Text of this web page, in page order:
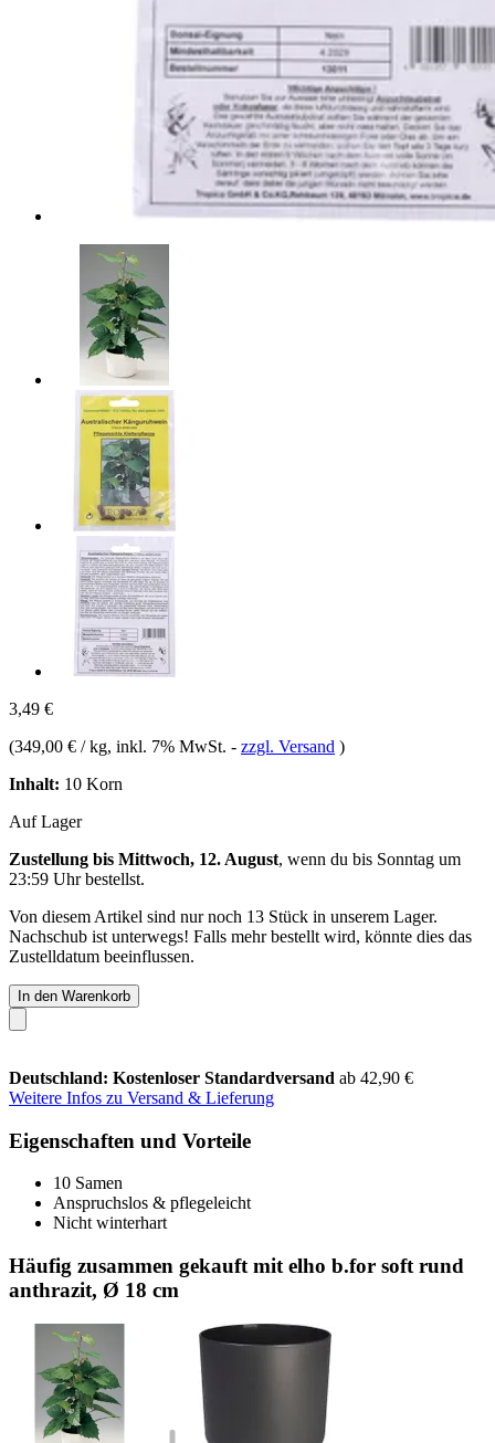
3,49 €
(349,00 € / kg, inkl. 7% MwSt. - zzgl. Versand )
Inhalt: 10 Korn
Auf Lager
Zustellung bis Mittwoch, 12. August, wenn du bis Sonntag um
23:59 Uhrbestellst.
Von diesem Artikel sind nur noch 13 Stück in unserem Lager.
Nachschub ist unterwegs! Falls mehr bestellt wird, könnte dies das
Zustelldatum beeinflussen.
In den Warenkorb
Deutschland: Kostenloser Standardversand ab 42,90 €
Weitere Infos zu Versand & Lieferung
Eigenschaften und Vorteile
10 Samen
Anspruchslos & pflegeleicht
Nicht winterhart
Häufig zusammen gekauft mit elho b.for soft rund
anthrazit, Ø 18 cm